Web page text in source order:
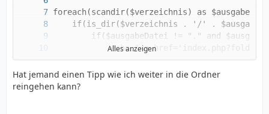
Alles anzeigen
Hat jemand einen Tipp wie ich weiter in die Ordner
reingehen kann?